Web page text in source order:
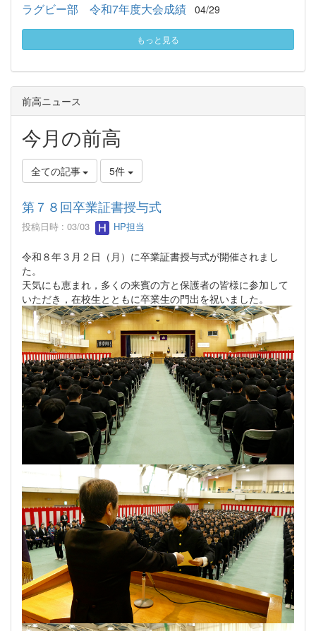
ラグビー部 令和7年度大会成績 04/29
もっと見る
前高ニュース
今月の前高
全ての記事 5件
第７８回卒業証書授与式
投稿日時 : 03/03 HP担当
令和８年３月２日（月）に卒業証書授与式が開催されまし
た。
天気にも恵まれ，多くの来賓の方と保護者の皆様に参加して
いただき，在校生とともに卒業生の門出を祝いました。